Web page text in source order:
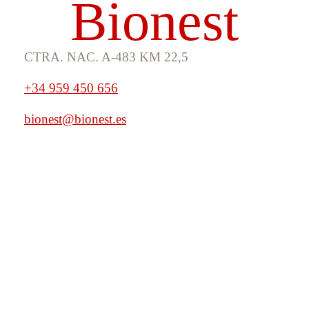
Bionest
CTRA. NAC. A-483 KM 22,5
+34 959 450 656
bionest@bionest.es